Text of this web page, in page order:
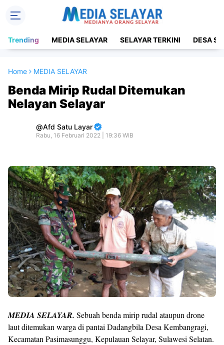
Trending MEDIA SELAYAR SELAYAR TERKINI DESA
Home MEDIA SELAYAR
Benda Mirip Rudal Ditemukan
Nelayan Selayar
Afd Satu Layar
Rabu, 16 Februari 2022 | 19:36 WIB
MEDIA SELAYAR. Sebuah benda mirip rudal ataupun drone
laut ditemukan warga di pantai Dadangbila Desa Kembangragi,
Kecamatan Pasimasunggu, Kepulauan Selayar, Sulawesi Selatan.